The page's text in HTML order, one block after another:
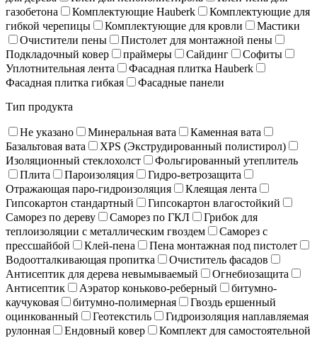
газобетона
Комплектующие Hauberk
Комплектующие для
гибкой черепицы
Комплектующие для кровли
Мастики
Очистители пены
Пистолет для монтажной пены
Подкладочный ковер
праймеры Сайдинг
Софиты
Уплотнительная лента
Фасадная плитка Hauberk
Фасадная плитка гибкая
Фасадные панели
Тип продукта
Не указано Минеральная вата
Каменная вата
Базальтовая вата
XPS (Экструдированный полистирол)
Изоляционный стеклохолст
Фольгированный утеплитель
Плита
Пароизоляция
Гидро-ветрозащита
Отражающая паро-гидроизоляция
Клеящая лента
Гипсокартон стандартный
Гипсокартон влагостойкий
Саморез по дереву
Саморез по ГКЛ
Грибок для
теплоизоляции с металлическим гвоздем
Саморез с
прессшайбой
Клей-пена
Пена монтажная под пистолет
Водоотталкивающая пропитка
Очиститель фасадов
Антисептик для дерева невымываемый
Огнебиозащита
Антисептик
Аэратор коньково-реберный
битумно-
каучуковая
битумно-полимерная
Гвоздь ершенный
оцинкованный
Геотекстиль
Гидроизоляция наплавляемая
рулонная
Ендовный ковер
Комплект для самостоятельной